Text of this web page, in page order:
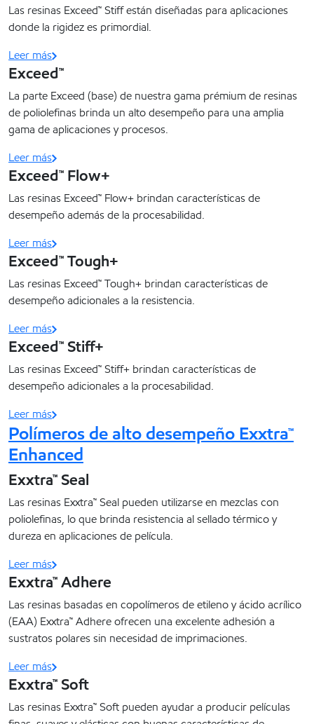
Las resinas Exceed™ Stiff están diseñadas para aplicaciones
donde la rigidez es primordial.
Leer más
Exceed™
La parte Exceed (base) de nuestra gama prémium de resinas
de poliolefinas brinda un alto desempeño para una amplia
gama de aplicaciones y procesos.
Leer más
Exceed™ Flow+
Las resinas Exceed™ Flow+ brindan características de
desempeño además de la procesabilidad.
Leer más
Exceed™ Tough+
Las resinas Exceed™ Tough+ brindan características de
desempeño adicionales a la resistencia.
Leer más
Exceed™ Stiff+
Las resinas Exceed™ Stiff+ brindan características de
desempeño adicionales a la procesabilidad.
Leer más
Polímeros de alto desempeño Exxtra™
Enhanced
Exxtra™ Seal
Las resinas Exxtra™ Seal pueden utilizarse en mezclas con
poliolefinas, lo que brinda resistencia al sellado térmico y
dureza en aplicaciones de película.
Leer más
Exxtra™ Adhere
Las resinas basadas en copolímeros de etileno y ácido acrílico
(EAA) Exxtra™ Adhere ofrecen una excelente adhesión a
sustratos polares sin necesidad de imprimaciones.
Leer más
Exxtra™ Soft
Las resinas Exxtra™ Soft pueden ayudar a producir películas